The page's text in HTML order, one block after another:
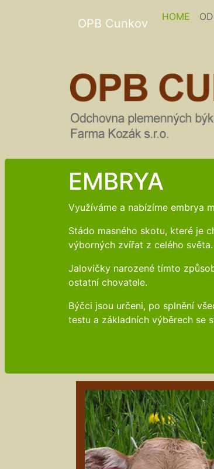
OPB Cunkov HOME
EMBRYA
Využíváme a nabízíme embrya
Stádo masného skotu, které je
výborných zvířat z celého světa.
Jalovičky narozené tímto
ostatní chovatele.
Býčci jsou určeni, po splnění
testu a základních výběrech se